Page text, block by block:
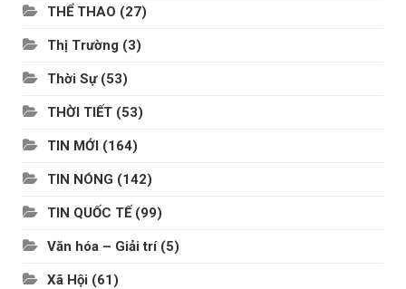
THỂ THAO (27)
Thị Trường (3)
Thời Sự(53)
THỜI TIẾT (53)
TIN MỚI (164)
TIN NÓNG (142)
TIN QUỐC TẾ (99)
Văn hóa – Giải trí(5)
Xã Hội (61)